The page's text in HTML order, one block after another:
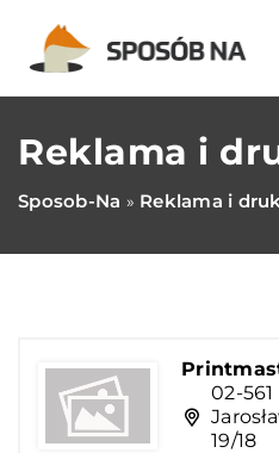
Reklama i
Sposob-Na » Reklama i
02-
19/18